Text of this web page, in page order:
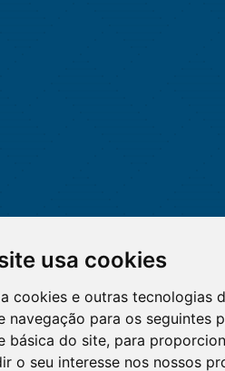
usa cookies
cookies e outras tecnologias
navegação para os seguintes
básica do site, para
o seu interesse nos nossos